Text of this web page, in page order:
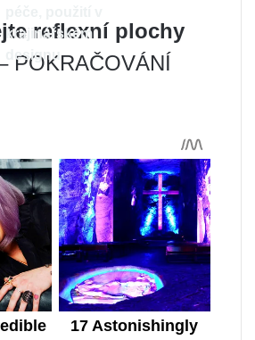
krajinářském
designu
reflexní plochy
POKRAČOVÁNÍ